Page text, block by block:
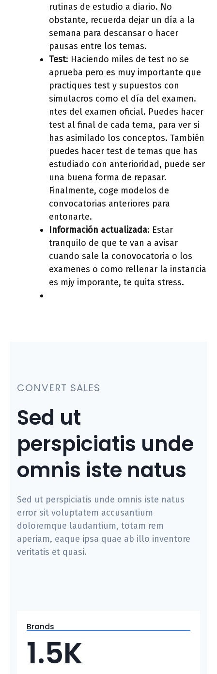
rutinas de estudio a diario. No
obstante, recuerda dejar un día a la
semana para descansar o hacer
pausas entre los temas.
Test: Haciendo miles de test no se
aprueba pero es muy importante que
practiques test y supuestos con
simulacros como el día del examen.
ntes del examen oficial. Puedes hacer
test al final de cada tema, para ver si
has asimilado los conceptos. También
puedes hacer test de temas que has
estudiado con anterioridad, puede ser
una buena forma de repasar.
Finalmente, coge modelos de
convocatorias anteriores para
entonarte.
Información actualizada: Estar
tranquilo de que te van a avisar
cuando sale la conovocatoria o los
examenes o como rellenar la instancia
es mjy imporante, te quita stress.
CONVERT SALES
Sed ut
perspiciatis unde
omnis iste natus
Sed ut perspiciatis unde omnis iste natus
error sit voluptatem accusantium
doloremque laudantium, totam rem
aperiam, eaque ipsa quae ab illo inventore
veritatis et quasi.
Brands
1.5K